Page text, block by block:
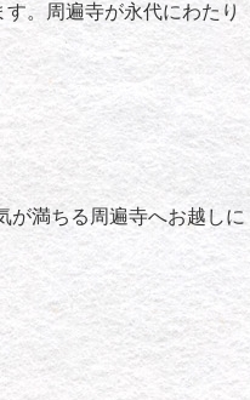
。周遍寺が永代にわたり
が満ちる周遍寺へお越しに